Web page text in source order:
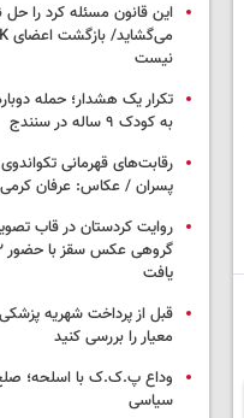
این قانون مسئله کرد را حل
نیست
تکرار یک هشدار؛ حمله
به کودک ۹ ساله در سنندج
رقابت‌های قهرمانی
پسران / عکاس: عرفان کرمی
روایت کردستان در قاب
یافت
قبل از پرداخت شهریه
معیار را بررسی کنید
وداع پ.ک.ک با اسلحه؛
سیاسی